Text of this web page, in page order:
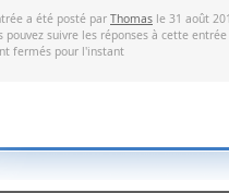
a été posté par Thomas le 31 août
pouvez suivre les réponses à cette
fermés pour l'instant